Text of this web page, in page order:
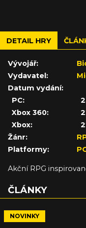
DETAIL HRY
Vývojář:
Vydavatel:
Datum vydání:
PC:
Xbox 360:
Xbox:
Žánr:
Platformy:
Akční RPG
ČLÁNKY
NOVINKY